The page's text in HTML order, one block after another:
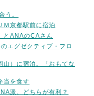
う。
Ｍ京都駅前に宿泊
とANAのCAさん
エグゼクティブ・フロ
山）に宿泊。「おもてな
当を食す
派、どちらが有利？